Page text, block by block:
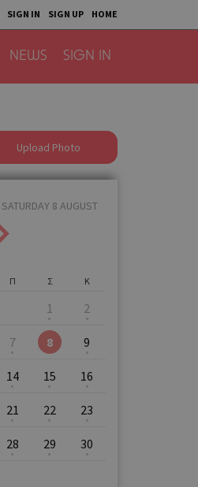
SIGN IN SIGN UP HOME
NEWS SIGN IN
Upload Photo
SATURDAY 8 AUGUST
Π Σ
1
Κ
2
7 8 9
14 15 16
21 22 23
28 29 30